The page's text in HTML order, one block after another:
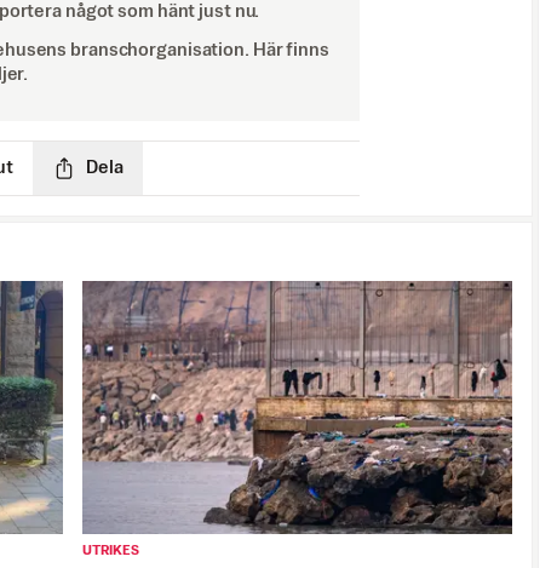
något som hänt just nu.
branschorganisation. Här finns
Dela
UTRIKES